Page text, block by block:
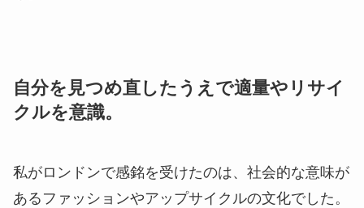
自分を見つめ直したうえで適量やリサイ
クルを意識。
私がロンドンで感銘を受けたのは、社会的な意味が
あるファッションやアップサイクルの文化でした。